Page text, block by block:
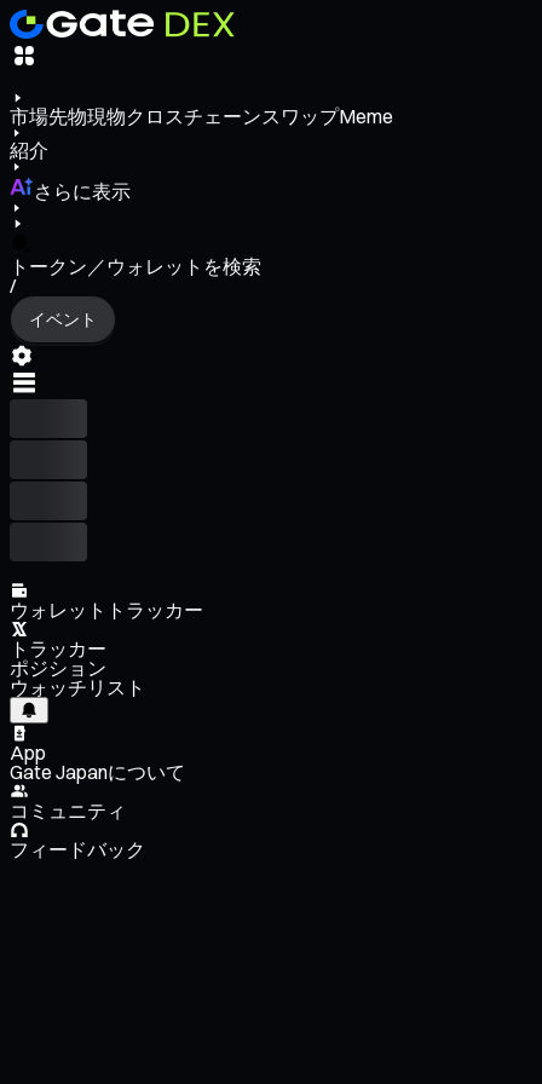
市場先物現物クロスチェーンスワップMeme
紹介
さらに表示
トークン／ウォレットを検索
/
イベント
ウォレットトラッカー
トラッカー
ポジション
ウォッチリスト
App
Gate Japanについて
コミュニティ
フィードバック